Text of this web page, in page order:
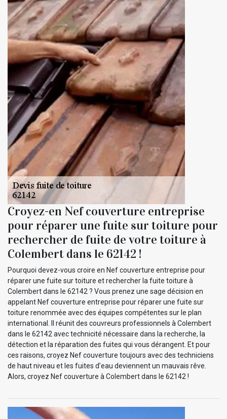
Croyez-en Nef couverture entreprise
pour réparer une fuite sur toiture pour
rechercher de fuite de votre toiture à
Colembert dans le 62142 !
Pourquoi devez-vous croire en Nef couverture entreprise pour
réparer une fuite sur toiture et rechercher la fuite toiture à
Colembert dans le 62142 ? Vous prenez une sage décision en
appelant Nef couverture entreprise pour réparer une fuite sur
toiture renommée avec des équipes compétentes sur le plan
international. Il réunit des couvreurs professionnels à Colembert
dans le 62142 avec technicité nécessaire dans la recherche, la
détection et la réparation des fuites qui vous dérangent. Et pour
ces raisons, croyez Nef couverture toujours avec des techniciens
de haut niveau et les fuites d’eau deviennent un mauvais rêve.
Alors, croyez Nef couverture à Colembert dans le 62142 !